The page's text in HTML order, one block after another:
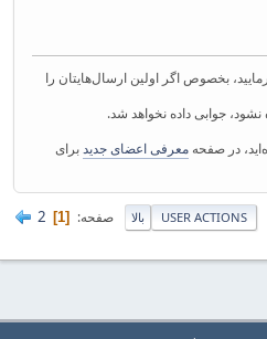
بخصوص اگر اولین ارسال‌هایتان را
جوابی داده نخواهد شد.
در صفحه معرفی اعضای جدیدبرای
بالا صفحه 1
2 USER ACTIONS